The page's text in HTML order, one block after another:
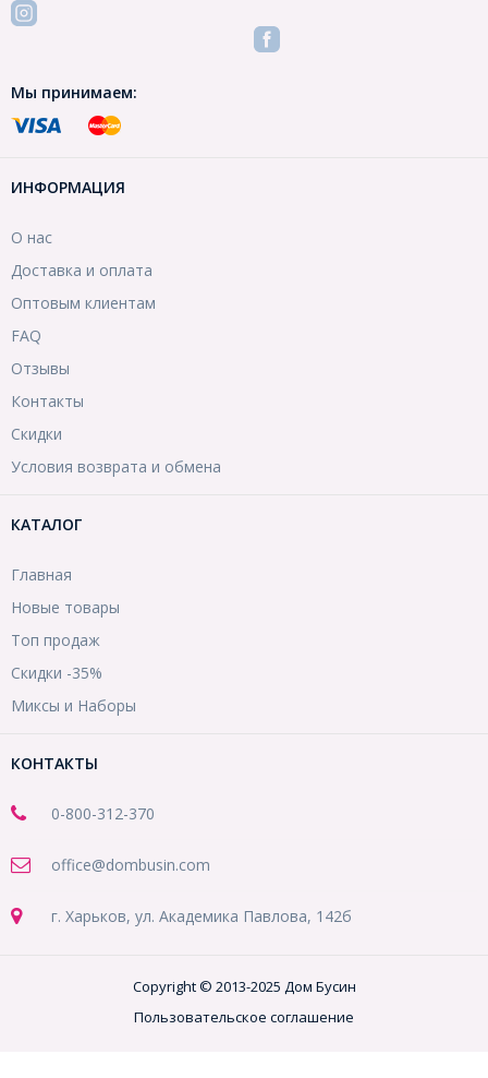
Мы принимаем:
ИНФОРМАЦИЯ
О нас
Доставка и оплата
Оптовым клиентам
FAQ
Отзывы
Контакты
Скидки
Условия возврата и обмена
КАТАЛОГ
Главная
Новые товары
Топ продаж
Скидки -35%
Миксы и Наборы
КОНТАКТЫ
0-800-312-370
office@dombusin.com
г. Харьков, ул. Академика Павлова, 142б
Copyright © 2013-2025 Дом Бусин
Пользовательское соглашение